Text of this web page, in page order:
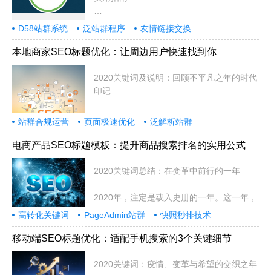
在当今数字化时代，拥有一个功能齐全
D58站群系统 泛站群程序 友情链接交换
本地商家SEO标题优化：让周边用户快速找到你
2020关键词及说明：回顾不平凡之年的时代
印记
2020年，注定是被历史铭记的一年
站群合规运营 页面极速优化 泛解析站群
电商产品SEO标题模板：提升商品搜索排名的实用公式
2020关键词总结：在变革中前行的一年
2020年，注定是载入史册的一年。这一年，
高转化关键词
PageAdmin站群 快照秒排技术
移动端SEO标题优化：适配手机搜索的3个关键细节
2020关键词：疫情、变革与希望的交织之年